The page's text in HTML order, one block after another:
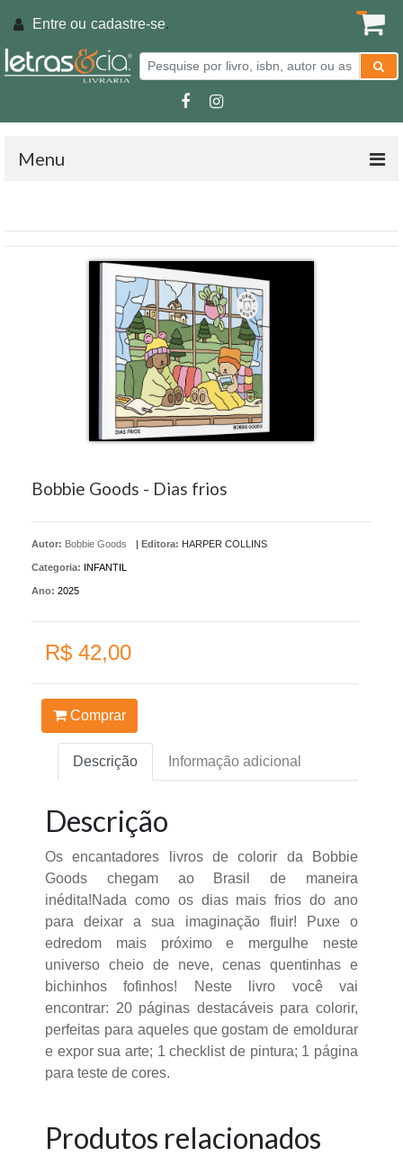
Entre ou cadastre-se.
Menu
Bobbie Goods - Dias frios
Autor: Bobbie Goods | Editora: HARPER COLLINS
Categoria: INFANTIL
Ano: 2025
R$ 42,00
Comprar
Descrição Informação adicional
Descrição
Os encantadores livros de colorir da Bobbie
Goods chegam ao Brasil de maneira
inédita!Nada como os dias mais frios do ano
para deixar a sua imaginação fluir! Puxe o
edredom mais próximo e mergulhe neste
universo cheio de neve, cenas quentinhas e
bichinhos fofinhos! Neste livro você vai
encontrar: 20 páginas destacáveis para colorir,
perfeitas para aqueles que gostam de emoldurar
e expor sua arte; 1 checklist de pintura; 1 página
para teste de cores.
Produtos relacionados